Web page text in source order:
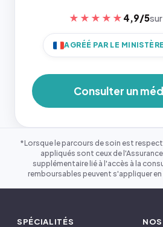
★★★★★ 4,9/5
AGRÉÉ PAR LE
Consulter un
*Lorsque le parcours de soin est
appliqués sont ceux de
supplémentaire lié à l'accès à la
remboursables peuvent s'appliquer
SPÉCIALITÉS NOS